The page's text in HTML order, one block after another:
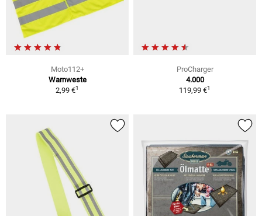
Moto112+
Warnweste
2,99 €1
ProCharger
4.000
119,99 €1